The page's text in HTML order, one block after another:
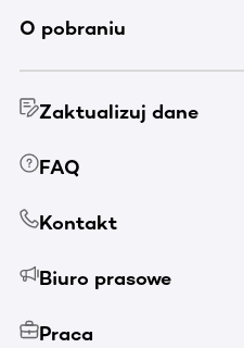
O pobraniu
Zaktualizuj dane
FAQ
Kontakt
Biuro prasowe
Praca